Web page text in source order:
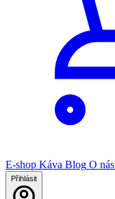
E-shop Káva Blog O nás
Přihlásit